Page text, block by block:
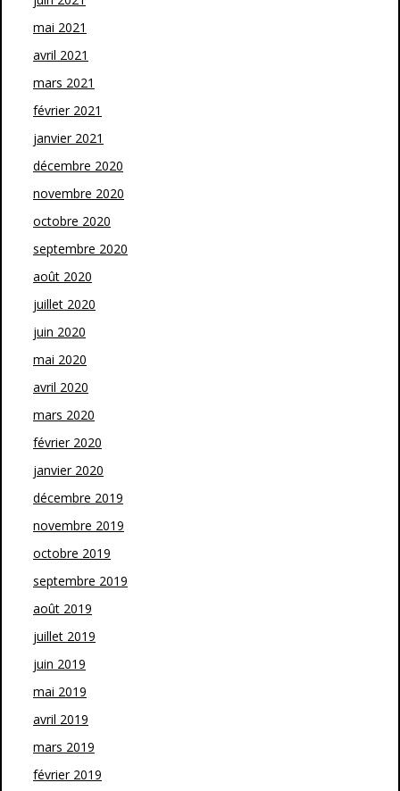
mai 2021
avril 2021
mars 2021
février 2021
janvier 2021
décembre 2020
novembre 2020
octobre 2020
septembre 2020
août 2020
juillet 2020
juin 2020
mai 2020
avril 2020
mars 2020
février 2020
janvier 2020
décembre 2019
novembre 2019
octobre 2019
septembre 2019
août 2019
juillet 2019
juin 2019
mai 2019
avril 2019
mars 2019
février 2019